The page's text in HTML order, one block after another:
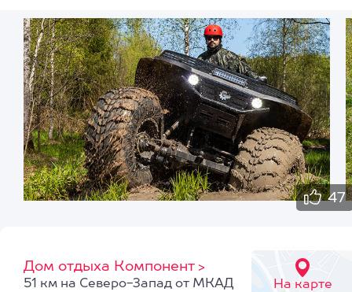
47
Дом отдыха Компонент >
На карте
51 км на Северо-Запад от МКАД